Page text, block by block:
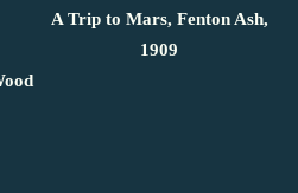
A Trip to Mars, Fenton Ash,
1909